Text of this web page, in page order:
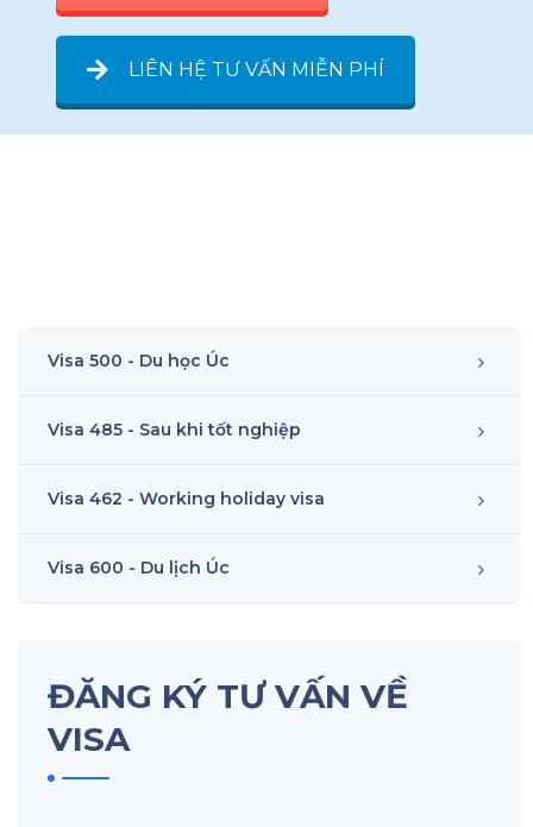
LIÊN HỆ TƯ VẤN MIỄN PHÍ
Visa 500 - Du học Úc
Visa 485 - Sau khi tốt nghiệp
Visa 462 - Working holiday visa
Visa 600 - Du lịch Úc
ĐĂNG KÝ TƯ VẤN VỀ
VISA